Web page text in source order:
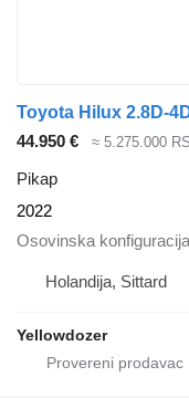
Toyota Hilux 2.8D-
44.950 €
≈ 5.275.000
Pikap
2022
Osovinska konfiguracija
Holandija, Sittard
Yellowdozer